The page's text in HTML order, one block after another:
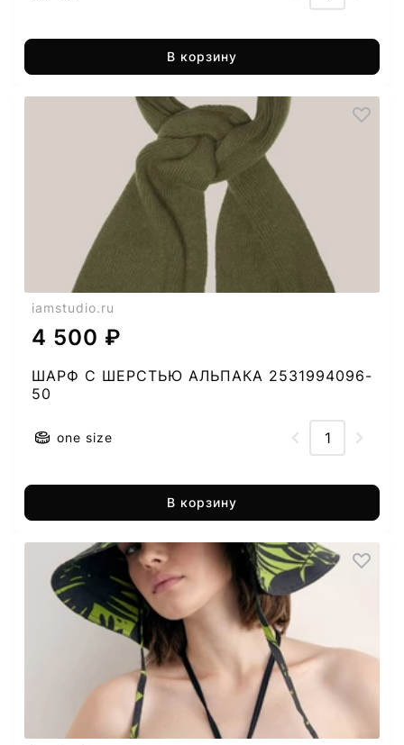
В корзину
iamstudio.ru
4 500 ₽
ШАРФ C ШЕРСТЬЮ АЛЬПАКА 2531994096-
50
one size
В корзину